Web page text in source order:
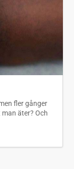
fler gånger
äter? Och